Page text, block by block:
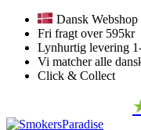
Dansk
Fri fragt over 595kr
Lynhurtig levering
Vi matcher alle
Click & Collect